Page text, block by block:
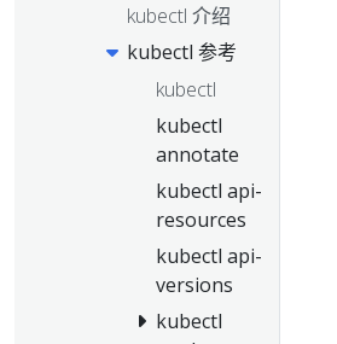
kubectl 介绍
kubectl 参考
kubectl
kubectl
annotate
kubectl api-
resources
kubectl api-
versions
kubectl